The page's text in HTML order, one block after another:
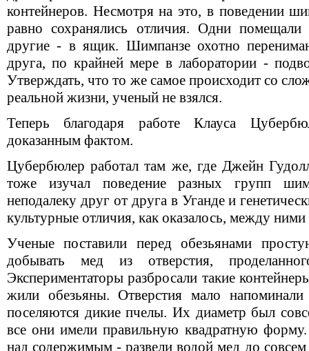
контейнеров. Несмотря на это, в поведении
равно сохранялись отличия. Одни
другие - в ящик. Шимпанзе охотно
друга, по крайней мере в лаборатории -
Утверждать, что то же самое происходит со
реальной жизни, ученый не взялся.
Теперь благодаря работе Клауса
доказанным фактом.
Цубербюлер работал там же, где Джейн
тоже изучал поведение разных групп
неподалеку друг от друга в Уганде и
культурные отличия, как оказалось, между
Ученые поставили перед обезьянами
добывать мед из отверстия,
Экспериментаторы разбросали такие
жили обезьяны. Отверстия мало
поселяются дикие пчелы. Их диаметр был
все они имели правильную квадратную
над содержимым - развели водой мед до